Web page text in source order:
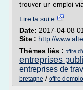
trouver un emploi
Lire la suite
Date: 2017-04-08
Site : http://
Thèmes liés : offre
entreprises
entreprises de
bretagne / offre